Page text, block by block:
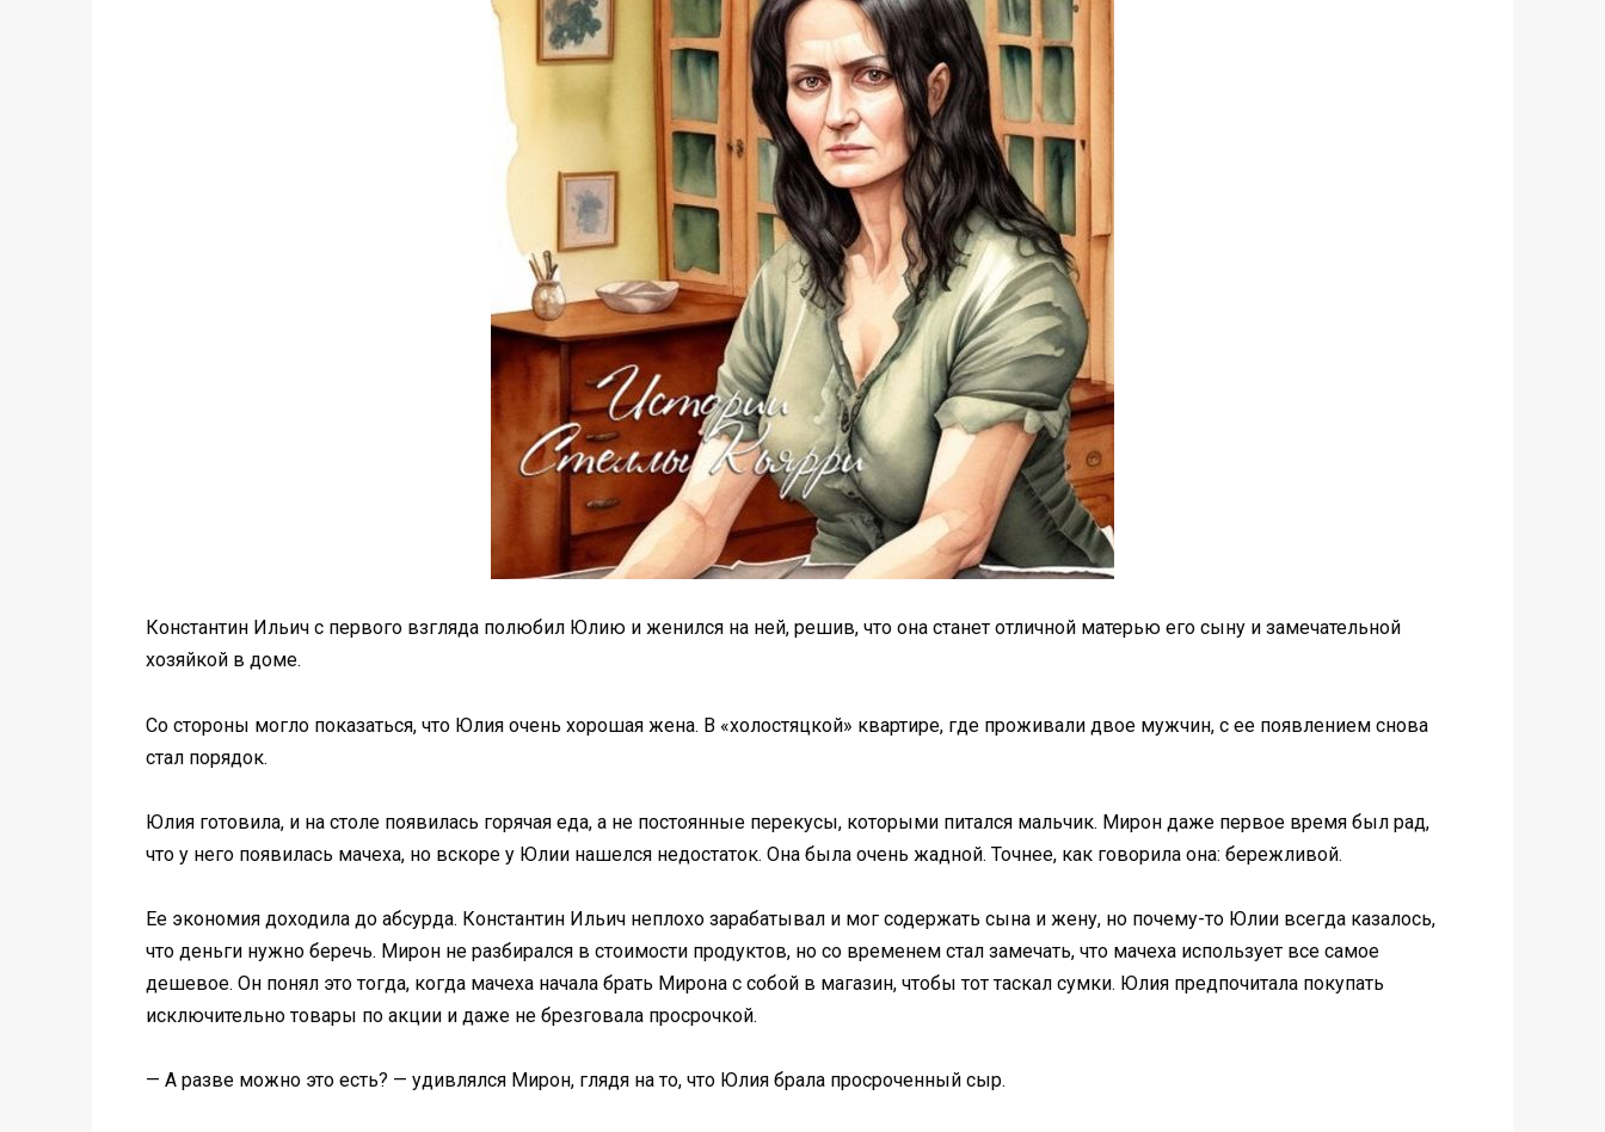
Константин Ильич с первого взгляда полюбил Юлию и женился на ней, решив, что она станет отличной матерью его сыну и замечательной
хозяйкой в доме.
Со стороны могло показаться, что Юлия очень хорошая жена. В «холостяцкой» квартире, где проживали двое мужчин, с ее появлением снова
стал порядок.
Юлия готовила, и на столе появилась горячая еда, а не постоянные перекусы, которыми питался мальчик. Мирон даже первое время был рад,
что у него появилась мачеха, но вскоре у Юлии нашелся недостаток. Она была очень жадной. Точнее, как говорила она: бережливой.
Ее экономия доходила до абсурда. Константин Ильич неплохо зарабатывал и мог содержать сына и жену, но почему-то Юлии всегда казалось,
что деньги нужно беречь. Мирон не разбирался в стоимости продуктов, но со временем стал замечать, что мачеха использует все самое
дешевое. Он понял это тогда, когда мачеха начала брать Мирона с собой в магазин, чтобы тот таскал сумки. Юлия предпочитала покупать
исключительно товары по акции и даже не брезговала просрочкой.
— А разве можно это есть? — удивлялся Мирон, глядя на то, что Юлия брала просроченный сыр.